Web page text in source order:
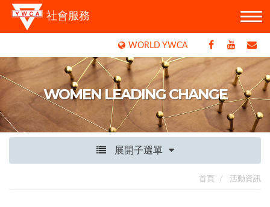
社會服務
WORLD YWCA
WOMEN LEADING CHANGE
展開子選單
首頁 活動資訊